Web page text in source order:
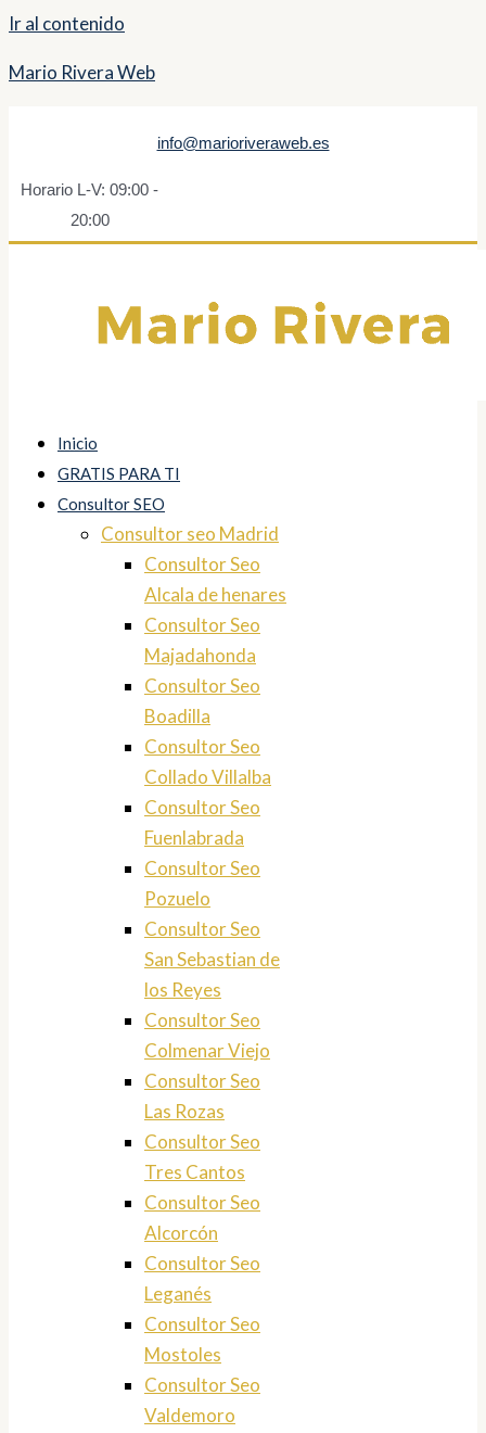
Ir al contenido
Mario Rivera Web
info@marioriveraweb.es
Horario L-V: 09:00 -
20:00
Inicio
GRATIS PARA TI
Consultor SEO
Consultor seo Madrid
Consultor Seo
Alcala de henares
Consultor Seo
Majadahonda
Consultor Seo
Boadilla
Consultor Seo
Collado Villalba
Consultor Seo
Fuenlabrada
Consultor Seo
Pozuelo
Consultor Seo
San Sebastian de
los Reyes
Consultor Seo
Colmenar Viejo
Consultor Seo
Las Rozas
Consultor Seo
Tres Cantos
Consultor Seo
Alcorcón
Consultor Seo
Leganés
Consultor Seo
Mostoles
Consultor Seo
Valdemoro